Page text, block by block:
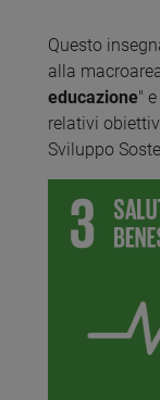
Questo
alla
educazione"
relativi
Sviluppo